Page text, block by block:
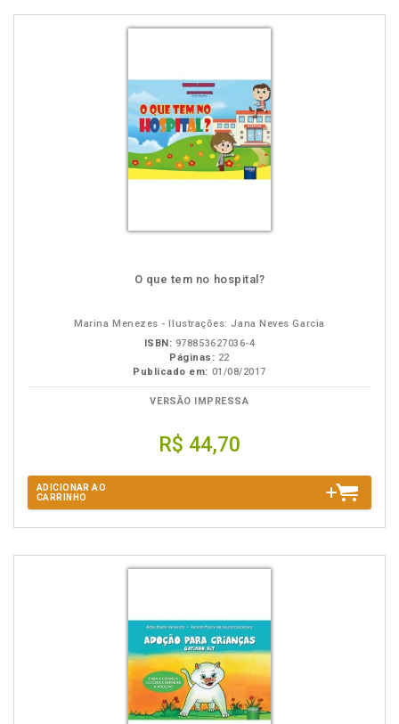
O que tem no hospital?
Marina Menezes - Ilustrações: Jana Neves Garcia
ISBN: 978853627036-4
Páginas: 22
Publicado em: 01/08/2017
VERSÃO IMPRESSA
R$ 44,70
ADICIONAR AO
CARRINHO